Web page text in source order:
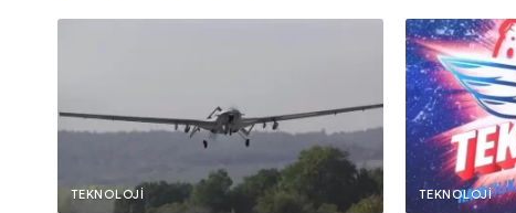
TEKNOLOJI TEKNOLOJI